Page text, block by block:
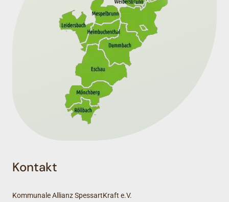
Kontakt
Kommunale Allianz SpessartKraft e.V.